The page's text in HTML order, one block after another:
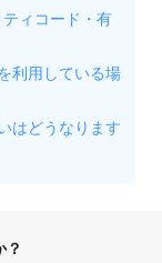
ィコード・有
利用している場
はどうなります
？